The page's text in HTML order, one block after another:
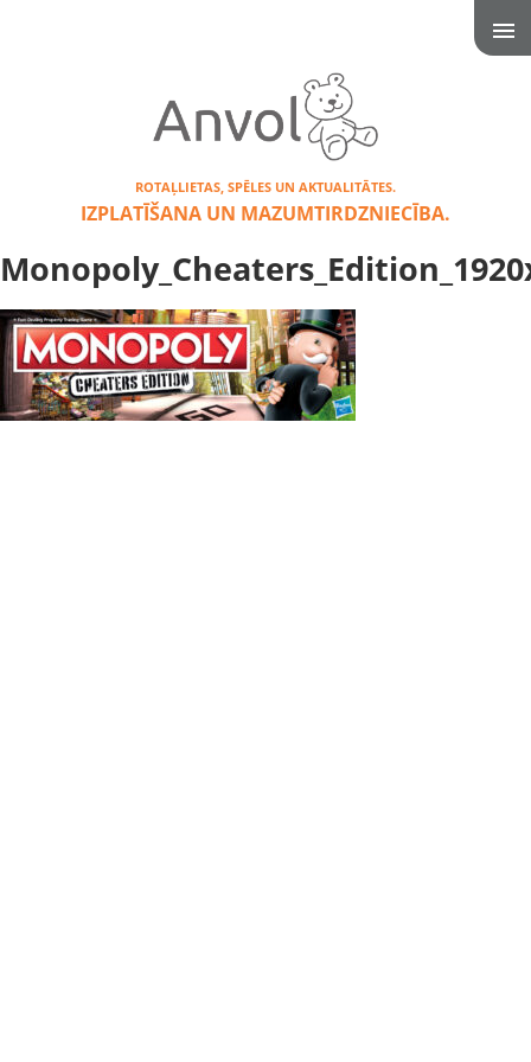
ROTAĻLIETAS, SPĒLES UN AKTUALITĀTES.
IZPLATĪŠANA UN MAZUMTIRDZNIECĪBA.